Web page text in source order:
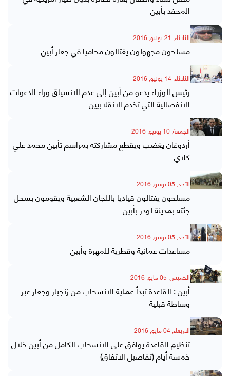
المحفد بأبين
الثلاثاء, 21 يونيو, 2016
مسلحون مجهولون يغتالون محاميا في جعار أبين
الثلاثاء, 14 يونيو, 2016
رئيس الوزراء يدعو من أبين إلى عدم الانسياق وراء الدعوات
الانفصالية التي تخدم الانقلابيين
الجمعة, 10 يونيو, 2016
أردوغان يغضب ويقطع مشاركته بمراسم تأبين محمد علي
كلاي
الأحد, 05 يونيو, 2016
مسلحون يغتالون قياديا باللجان الشعبية ويقومون بسحل
جثته بمدينة لودر بأبين
الأحد, 05 يونيو, 2016
مساعدات عمانية وقطرية للمهرة وأبين
الخميس, 05 مايو, 2016
أبين : القاعدة تبدأ عملية الانسحاب من زنجبار وجعار عبر
وساطة قبلية
الاربعاء, 04 مايو, 2016
تنظيم القاعدة يوافق على الانسحاب الكامل من أبين خلال
خمسة أيام (تفاصيل الاتفاق)